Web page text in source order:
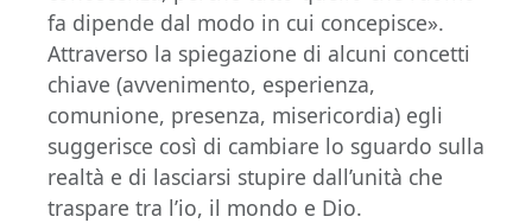
fa dipende dal modo in cui concepisce».
Attraverso la spiegazione di alcuni concetti
chiave (avvenimento, esperienza,
comunione, presenza, misericordia) egli
suggerisce così di cambiare lo sguardo sulla
realtà e di lasciarsi stupire dall’unità che
traspare tra l’io, il mondo e Dio.